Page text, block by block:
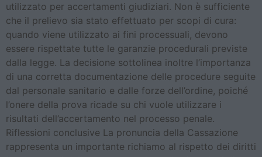
utilizzato per accertamenti giudiziari. Non è sufficiente
che il prelievo sia stato effettuato per scopi di cura:
quando viene utilizzato ai fini processuali, devono
essere rispettate tutte le garanzie procedurali previste
dalla legge. La decisione sottolinea inoltre l’importanza
di una corretta documentazione delle procedure seguite
dal personale sanitario e dalle forze dell’ordine, poiché
l’onere della prova ricade su chi vuole utilizzare i
risultati dell’accertamento nel processo penale.
Riflessioni conclusive La pronuncia della Cassazione
rappresenta un importante richiamo al rispetto dei diritti